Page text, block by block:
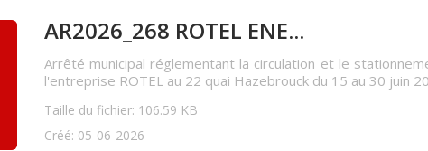
AR2026_268 ROTEL ENE...
Arrêté municipal réglementant la circulation et le
l'entreprise ROTEL au 22 quai Hazebrouck du 15 au 30 juin
Taille du fichier: 106.59 KB
Créé: 05-06-2026